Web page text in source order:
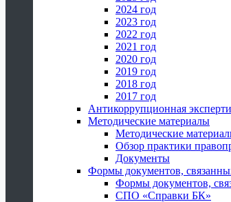
2024 год
2023 год
2022 год
2021 год
2020 год
2019 год
2018 год
2017 год
Антикоррупционная
Методические материалы
Методические
Обзор практики
Документы
Формы документов,
Формы документов,
СПО «Справки БК»